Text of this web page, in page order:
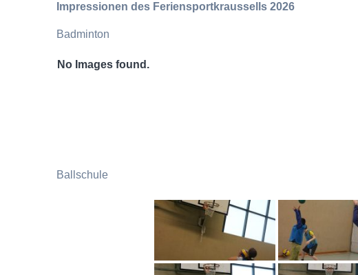
Impressionen des Feriensportkraussells 2026
Badminton
No Images found.
Ballschule